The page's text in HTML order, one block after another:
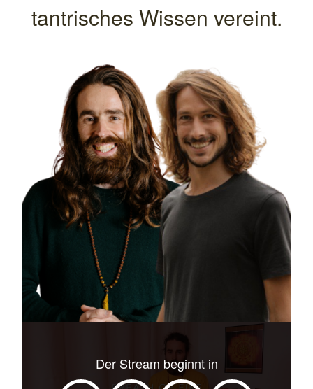
tantrisches Wissen vereint.
Der Stream beginnt in